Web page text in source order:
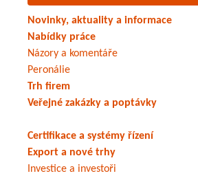
Novinky, aktuality a informace
Nabídky práce
Názory a komentáře
Peronálie
Trh firem
Veřejné zakázky a poptávky
Certifikace a systémy řízení
Export a nové trhy
Investice a investoři